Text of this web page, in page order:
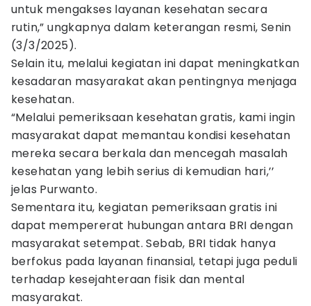
untuk mengakses layanan kesehatan secara
rutin,” ungkapnya dalam keterangan resmi, Senin
(3/3/2025).
Selain itu, melalui kegiatan ini dapat meningkatkan
kesadaran masyarakat akan pentingnya menjaga
kesehatan.
“Melalui pemeriksaan kesehatan gratis, kami ingin
masyarakat dapat memantau kondisi kesehatan
mereka secara berkala dan mencegah masalah
kesehatan yang lebih serius di kemudian hari,’’
jelas Purwanto.
Sementara itu, kegiatan pemeriksaan gratis ini
dapat mempererat hubungan antara BRI dengan
masyarakat setempat. Sebab, BRI tidak hanya
berfokus pada layanan finansial, tetapi juga peduli
terhadap kesejahteraan fisik dan mental
masyarakat.